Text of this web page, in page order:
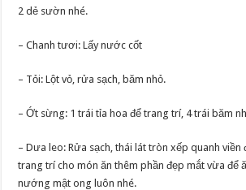
2 dẻ sườn nhé.
– Chanh tươi: Lấy nước cốt
– Tỏi: Lột vỏ, rửa sạch, băm nhỏ.
– Ớt sừng: 1 trái tỉa hoa để trang trí, 4 trái băm
– Dưa leo: Rửa sạch, thái lát tròn xếp quanh
trang trí cho món ăn thêm phần đẹp mắt vừa để
nướng mật ong luôn nhé.